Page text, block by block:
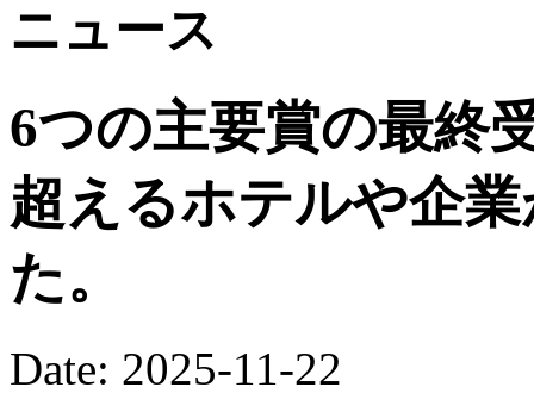
ニュース
6つの主要賞の最終
超えるホテルや企
た。
Date: 2025-11-22